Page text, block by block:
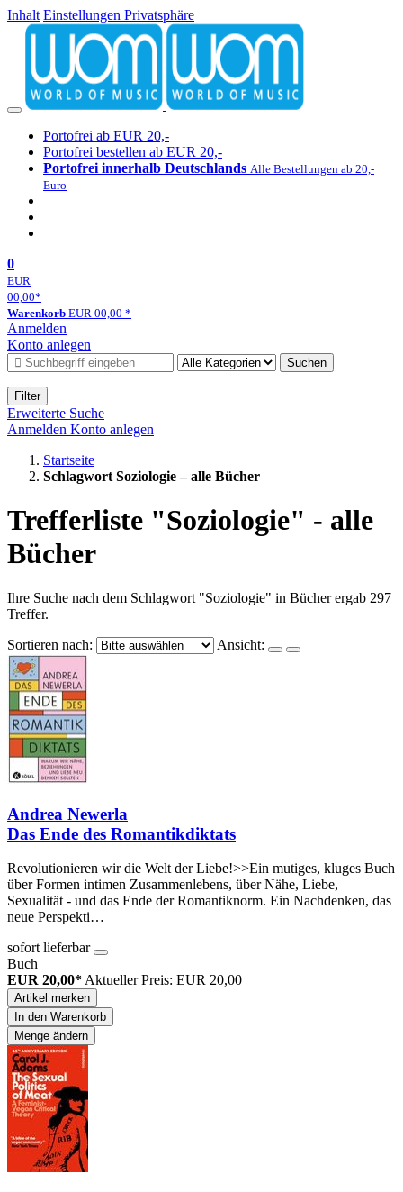
Inhalt Einstellungen Privatsphäre
Portofrei ab EUR 20,-
Portofrei bestellen ab EUR 20,-
Portofrei innerhalb Deutschlands Alle Bestellungen ab 20,-
Euro
0
EUR
00,00*
Warenkorb EUR 00,00 *
Anmelden
Konto anlegen
Suchen
Filter
Erweiterte Suche
Anmelden Konto anlegen
Startseite
Schlagwort Soziologie – alle Bücher
Trefferliste "Soziologie" - alle
Bücher
Ihre Suche nach dem Schlagwort "Soziologie" in Bücher ergab 297
Treffer.
Sortieren nach:
Ansicht:
Andrea Newerla
Das Ende des Romantikdiktats
Revolutionieren wir die Welt der Liebe!>>Ein mutiges, kluges Buch
über Formen intimen Zusammenlebens, über Nähe, Liebe,
Sexualität - und das Ende der Romantiknorm. Ein Nachdenken, das
neue Perspekti…
sofort lieferbar
Buch
EUR 20,00* Aktueller Preis: EUR 20,00
Artikel merken
In den Warenkorb
Menge ändern